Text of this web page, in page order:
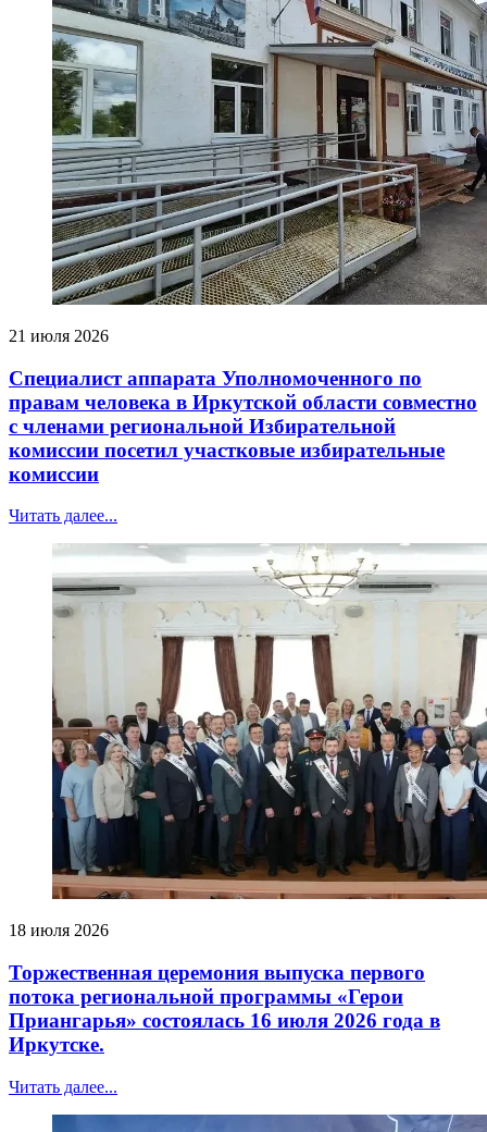
21 июля 2026
Специалист аппарата Уполномоченного по
правам человека в Иркутской области совместно
с членами региональной Избирательной
комиссии посетил участковые избирательные
комиссии
Читать далее...
18 июля 2026
Торжественная церемония выпуска первого
потока региональной программы «Герои
Приангарья» состоялась 16 июля 2026 года в
Иркутске.
Читать далее...